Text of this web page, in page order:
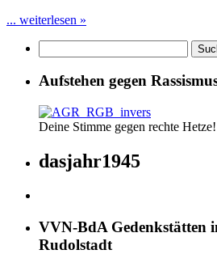
... weiterlesen »
Aufstehen gegen
Deine Stimme gegen rechte Hetze!
dasjahr1945
VVN-BdA Gedenkstätten
Rudolstadt